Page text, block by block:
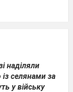
наділяли
селянами за
у війську